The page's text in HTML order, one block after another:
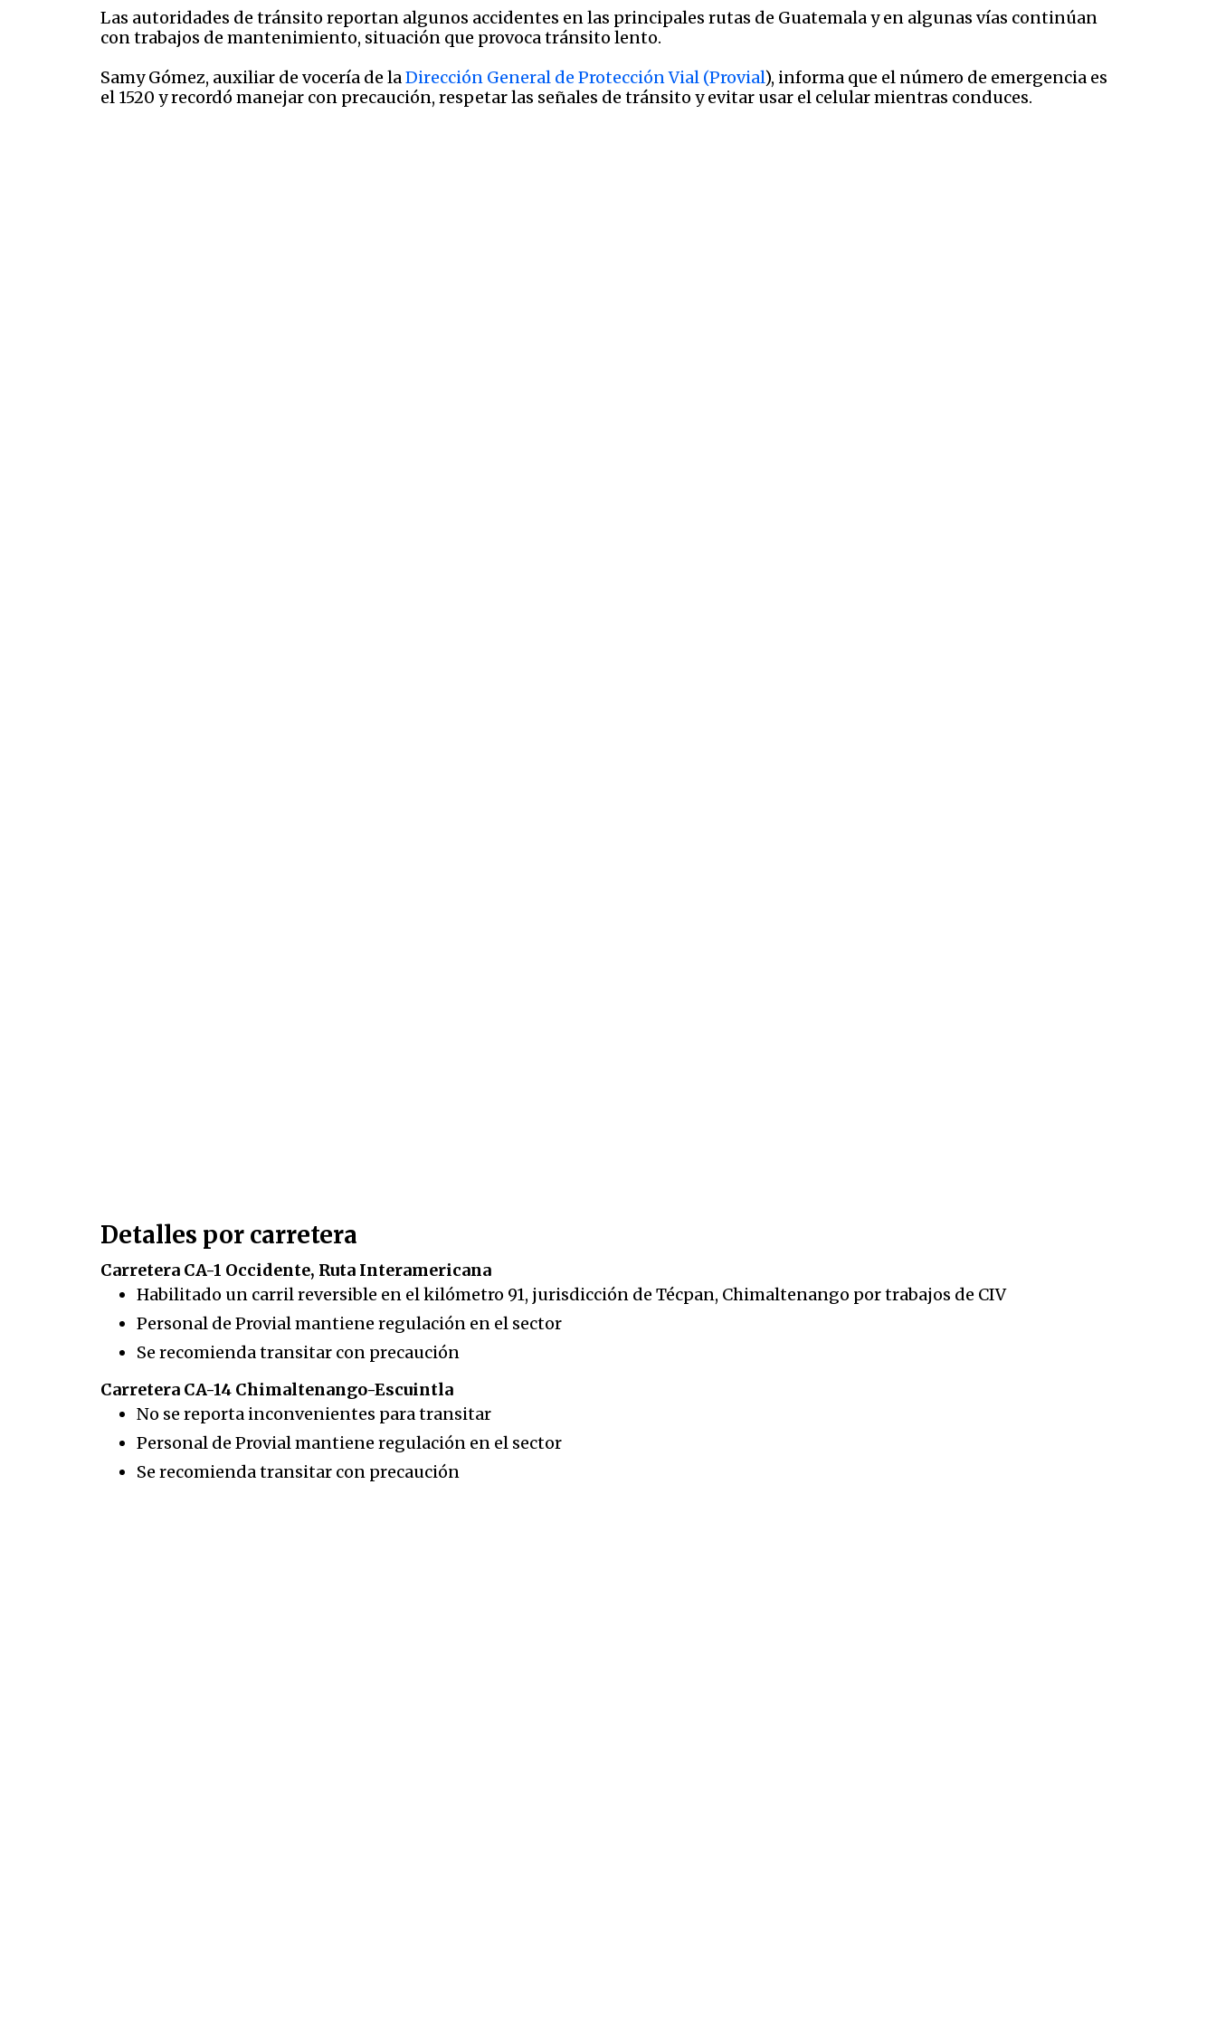
Las autoridades de tránsito reportan algunos accidentes en las principales rutas de Guatemala y en algunas vías continúan
con trabajos de mantenimiento, situación que provoca tránsito lento.
Samy Gómez, auxiliar de vocería de la Dirección General de Protección Vial (Provial), informa que el número de emergencia es
el 1520 y recordó manejar con precaución, respetar las señales de tránsito y evitar usar el celular mientras conduces.
Detalles por carretera
Carretera CA-1 Occidente, Ruta Interamericana
Habilitado un carril reversible en el kilómetro 91, jurisdicción de Técpan, Chimaltenango por trabajos de CIV
Personal de Provial mantiene regulación en el sector
Se recomienda transitar con precaución
Carretera CA-14 Chimaltenango-Escuintla
No se reporta inconvenientes para transitar
Personal de Provial mantiene regulación en el sector
Se recomienda transitar con precaución